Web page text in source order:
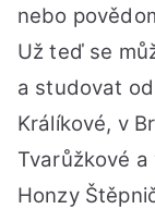
nebo
Už teď se
a studovat
Králíkové, v
Tvarůžkové
Honzy